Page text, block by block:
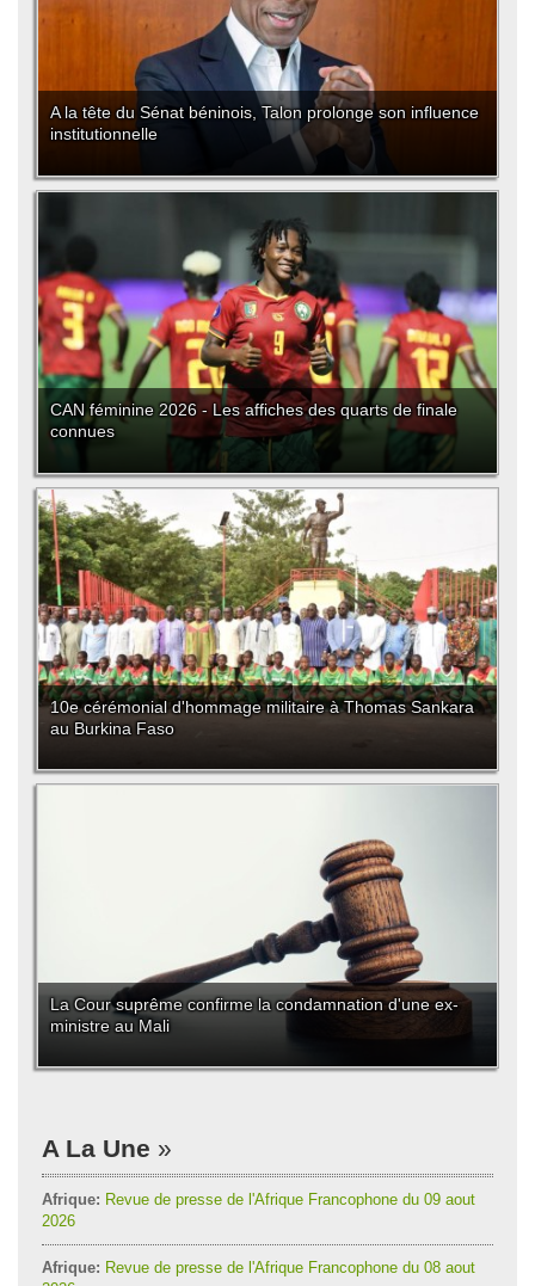
A la tête du Sénat béninois, Talon prolonge son influence
institutionnelle
CAN féminine 2026 - Les affiches des quarts de finale
connues
10e cérémonial d'hommage militaire à Thomas Sankara
au Burkina Faso
La Cour suprême confirme la condamnation d'une ex-
ministre au Mali
A La Une
Afrique: Revue de presse de l'Afrique Francophone du 09 aout
2026
Afrique: Revue de presse de l'Afrique Francophone du 08 aout